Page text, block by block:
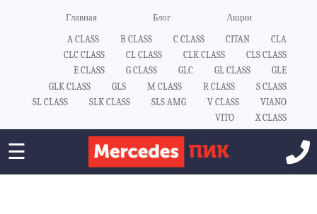
Главная Блог Акции
A CLASS B CLASS C CLASS CITAN
CLA
CLC CLASS
CL CLASS CLK CLASS
CLS CLASS
E CLASS
G CLASS GLC GL CLASS
GLE
GLK CLASS
GLS M CLASS R CLASS
S CLASS
SL CLASS
SLK CLASS SLS AMG V CLASS
VIANO
VITO
X CLASS
☰